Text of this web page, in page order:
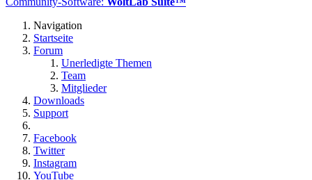
Navigation
Startseite
Forum
Unerledigte Themen
Team
Mitglieder
Downloads
Support
Facebook
Twitter
Instagram
YouTube